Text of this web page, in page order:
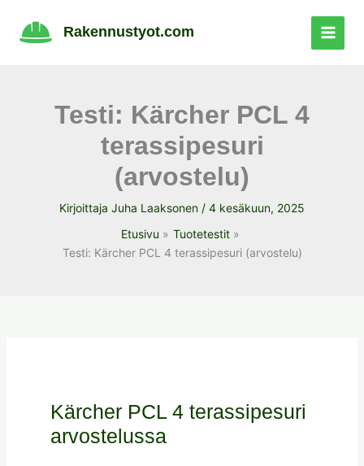
sisältöön
Rakennustyot.com
Testi: Kärcher PCL 4
terassipesuri
(arvostelu)
Kirjoittaja Juha Laaksonen / 4 kesäkuun, 2025
Etusivu
Tuotetestit
Testi: Kärcher PCL 4 terassipesuri (arvostelu)
Kärcher PCL 4 terassipesuri
arvostelussa